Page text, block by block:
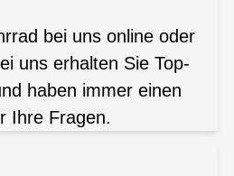
bei uns online oder
uns erhalten Sie Top-
haben immer einen
Ihre Fragen.